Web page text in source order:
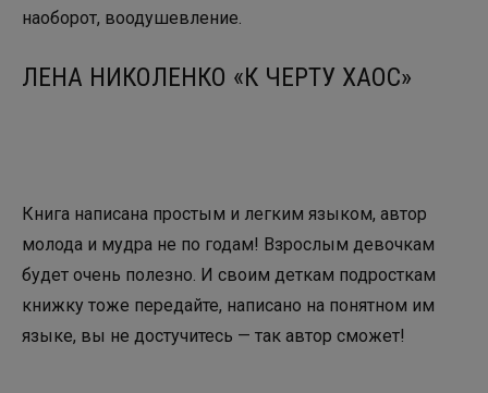
наоборот, воодушевление.
ЛЕНА НИКОЛЕНКО «К ЧЕРТУ ХАОС»
Книга написана простым и легким языком, автор
молода и мудра не по годам! Взрослым девочкам
будет очень полезно. И своим деткам подросткам
книжку тоже передайте, написано на понятном им
языке, вы не достучитесь — так автор сможет!